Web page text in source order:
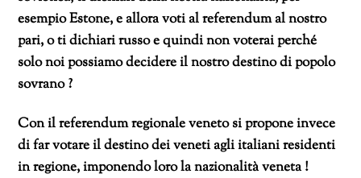
esempio Estone, e allora voti al referendum al nostro
pari, o ti dichiari russo e quindi non voterai perché
solo noi possiamo decidere il nostro destino di popolo
sovrano ?
Con il referendum regionale veneto si propone invece
di far votare il destino dei veneti agli italiani residenti
in regione, imponendo loro la nazionalità veneta !